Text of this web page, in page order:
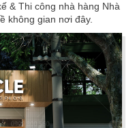
& Build trực tiếp thiết
& Thi công nhà hàng Nhà
không gian nơi đây.